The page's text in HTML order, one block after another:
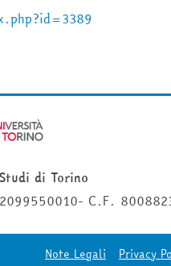
di Torino
C.F.
Note Legali Privacy